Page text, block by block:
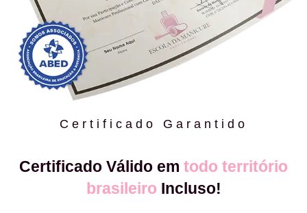
Certificado Garantido
Certificado Válido em todo território
brasileiro Incluso!